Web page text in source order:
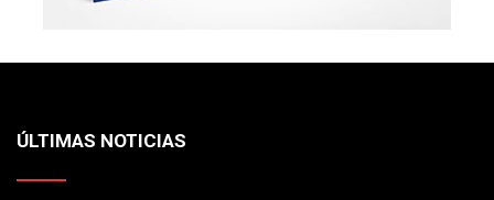
ÚLTIMAS NOTICIAS